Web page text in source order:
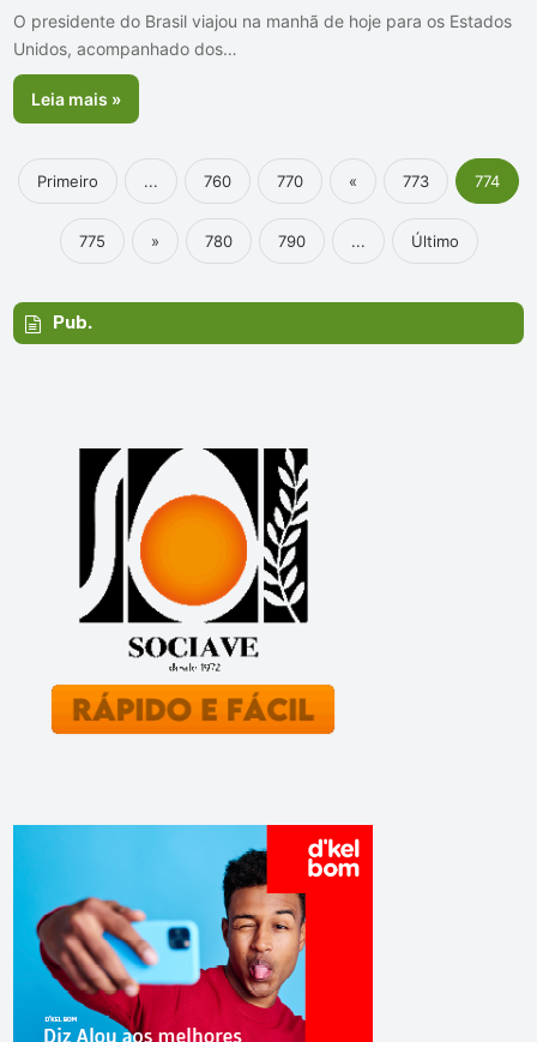
O presidente do Brasil viajou na manhã de hoje para os Estados
Unidos, acompanhado dos…
Leia mais »
Primeiro ... 760 770 « 773 774
775 » 780 790 ... Último
Pub.